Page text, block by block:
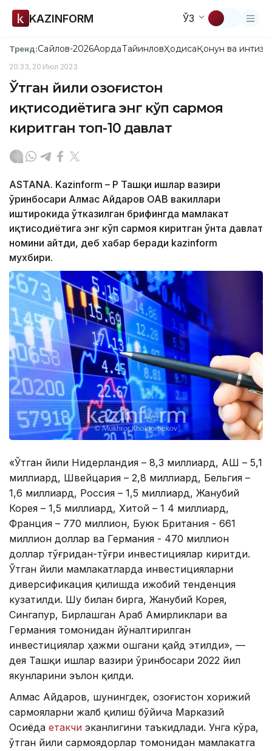
KAZINFORM ЎЗ
Тренд:Сайлов-2026АқордаТайинловҲодисаҚонун ва
20:33, 20 Июл 2023
Ўтган йили Қозоғистон
иқтисодиётига энг кўп сармоя
киритган топ-10 давлат
ASTANА. Kazinform – ҚР Ташқи ишлар вазири
ўринбосари Алмас Айдаров ОАВ вакиллари
иштирокида ўтказилган брифингда мамлакат
иқтисодиётига энг кўп сармоя киритган ўнта давлат
номини айтди, деб хабар беради kazinform
мухбири.
«Ўтган йили Нидерландия – 8,3 миллиард, АҚШ – 5,1
миллиард, Швейцария – 2,8 миллиард, Бельгия –
1,6 миллиард, Россия – 1,5 миллиард, Жанубий
Корея – 1,5 миллиард, Хитой – 1 4 миллиард,
Франция – 770 миллион, Буюк Британия - 661
миллион доллар ва Германия - 470 миллион
доллар тўғридан-тўғри инвестициялар киритди.
Ўтган йили мамлакатларда инвестицияларни
диверсификация қилишда ижобий тенденция
кузатилди. Шу билан бирга, Жанубий Корея,
Сингапур, Бирлашган Араб Амирликлари ва
Германия томонидан йўналтирилган
инвестициялар ҳажми ошгани қайд этилди», —
дея Ташқи ишлар вазири ўринбосари 2022 йил
якунларини эълон қилди.
Алмас Айдаров, шунингдек, Қозоғистон хорижий
сармояларни жалб қилиш бўйича Марказий
Осиёда етакчи эканлигини таъкидлади. Унга кўра,
ўтган йили сармоядорлар томонидан мамлакатга